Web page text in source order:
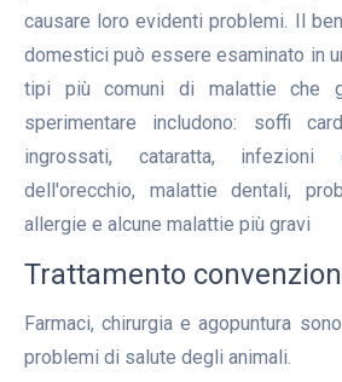
causare loro evidenti problemi. Il
domestici può essere esaminato in
tipi più comuni di malattie che
sperimentare includono: soffi
ingrossati, cataratta, infezioni
dell'orecchio, malattie dentali,
allergie e alcune malattie più gravi
Trattamento
Farmaci, chirurgia e agopuntura
problemi di salute degli animali.